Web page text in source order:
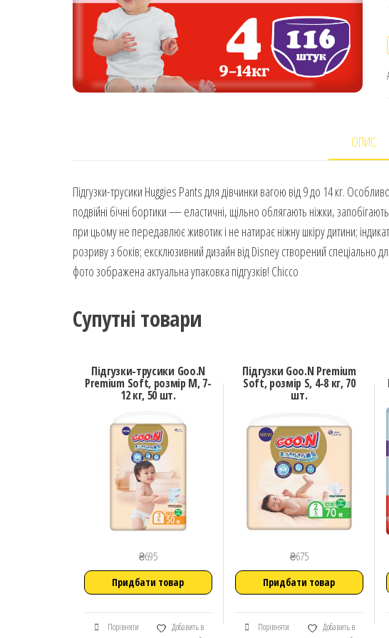
ОПИС
Підгузки-трусики Huggies Pants для дівчинки вагою від 9 до 14 кг.
подвійні бічні бортики — еластичні, щільно облягають ніжки,
при цьому не передавлює животик і не натирає ніжну шкіру дитини;
розриву з боків; ексклюзивний дизайн від Disney створений спеціально
фото зображена актуальна упаковка підгузків! Chicco
Супутні товари
Підгузки-трусики Goo.N
Premium Soft, розмір M, 7-
12 кг, 50 шт.
₴695
Придбати товар
Порівняти
Добавить в
Підгузки Goo.N Premium
Soft, розмір S, 4-8 кг, 70
шт.
₴675
Придбати товар
Порівняти
Добавить в